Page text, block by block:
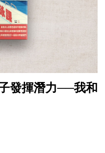
發揮潛力──我和